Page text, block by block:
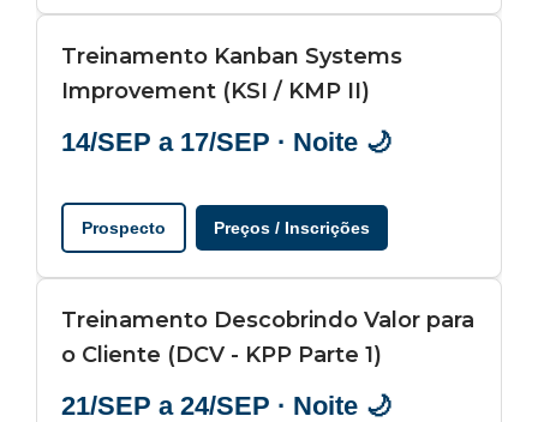
Treinamento Kanban Systems
Improvement (KSI / KMP II)
14/SEP a 17/SEP · Noite 🌙
Prospecto Preços / Inscrições
Treinamento Descobrindo Valor para
o Cliente (DCV - KPP Parte 1)
21/SEP a 24/SEP · Noite 🌙